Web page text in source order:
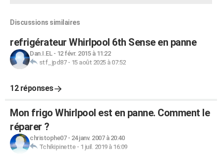
Discussions similaires
refrigérateur Whirlpool 6th Sense en panne
Dan.I.EL- 12 févr. 2015 à 11:22
stf_jpd87- 15 août 2025 à 07:52
12 réponses
Mon frigo Whirlpool est en panne. Comment le
réparer ?
christophe07- 24 janv. 2007 à 20:40
Tchikipinette- 1 juil. 2019 à 16:09